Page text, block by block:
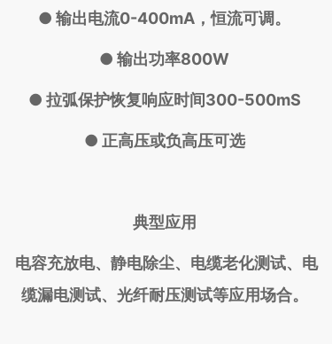
● 输出电流0-400mA，恒流可调。
● 输出功率800W
● 拉弧保护恢复响应时间300-500mS
● 正高压或负高压可选
典型应用
电容充放电、静电除尘、电缆老化测试、电
缆漏电测试、光纤耐压测试等应用场合。